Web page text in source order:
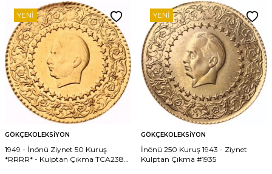
YENI
GÖKÇEKOLEKSIYON
1949 - İnönü Ziynet 50 Kuruş
*RRRR* - Kulptan Çıkma TCA238
YENI
GÖKÇEKOLEKSIYON
İnönü 250 Kuruş 1943 - Ziynet
Kulptan Çıkma #1935